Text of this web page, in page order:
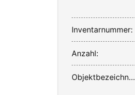
Inventarnummer:
Anzahl:
Objektbezeichnung: